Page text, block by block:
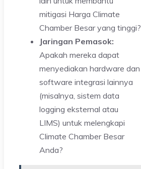
mitigasi Harga Climate
Chamber Besar yang tinggi?
Jaringan Pemasok:
Apakah mereka dapat
menyediakan hardware dan
software integrasi lainnya
(misalnya, sistem data
logging eksternal atau
LIMS) untuk melengkapi
Climate Chamber Besar
Anda?